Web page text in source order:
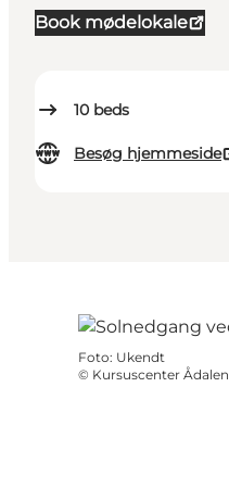
Book mødelokale
10 beds
Besøg hjemmeside
Foto: Ukendt
© Kursuscenter Ådalen